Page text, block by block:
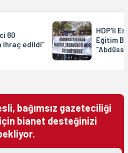
60
ihraç edildi”
HDP'li
Eğitim
bağımsız gazeteciliği
bianet desteğinizi